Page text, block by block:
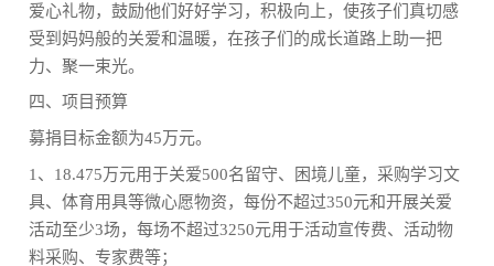
爱心礼物，鼓励他们好好学习，积极向上，使孩子们真切感
受到妈妈般的关爱和温暖，在孩子们的成长道路上助一把
力、聚一束光。
四、项目预算
募捐目标金额为45万元。
1、18.475万元用于关爱500名留守、困境儿童，采购学习文
具、体育用具等微心愿物资，每份不超过350元和开展关爱
活动至少3场，每场不超过3250元用于活动宣传费、活动物
料采购、专家费等；